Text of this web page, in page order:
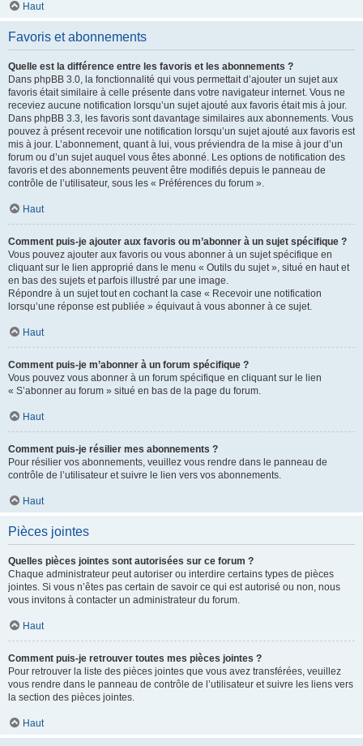
Haut
Favoris et abonnements
Quelle est la différence entre les favoris et les abonnements ?
Dans phpBB 3.0, la fonctionnalité qui vous permettait d’ajouter un sujet aux
favoris était similaire à celle présente dans votre navigateur internet. Vous ne
receviez aucune notification lorsqu’un sujet ajouté aux favoris était mis à jour.
Dans phpBB 3.3, les favoris sont davantage similaires aux abonnements. Vous
pouvez à présent recevoir une notification lorsqu’un sujet ajouté aux favoris est
mis à jour. L’abonnement, quant à lui, vous préviendra de la mise à jour d’un
forum ou d’un sujet auquel vous êtes abonné. Les options de notification des
favoris et des abonnements peuvent être modifiés depuis le panneau de
contrôle de l’utilisateur, sous les « Préférences du forum ».
Haut
Comment puis-je ajouter aux favoris ou m’abonner à un sujet spécifique ?
Vous pouvez ajouter aux favoris ou vous abonner à un sujet spécifique en
cliquant sur le lien approprié dans le menu « Outils du sujet », situé en haut et
en bas des sujets et parfois illustré par une image.
Répondre à un sujet tout en cochant la case « Recevoir une notification
lorsqu’une réponse est publiée » équivaut à vous abonner à ce sujet.
Haut
Comment puis-je m’abonner à un forum spécifique ?
Vous pouvez vous abonner à un forum spécifique en cliquant sur le lien
« S’abonner au forum » situé en bas de la page du forum.
Haut
Comment puis-je résilier mes abonnements ?
Pour résilier vos abonnements, veuillez vous rendre dans le panneau de
contrôle de l’utilisateur et suivre le lien vers vos abonnements.
Haut
Pièces jointes
Quelles pièces jointes sont autorisées sur ce forum ?
Chaque administrateur peut autoriser ou interdire certains types de pièces
jointes. Si vous n’êtes pas certain de savoir ce qui est autorisé ou non, nous
vous invitons à contacter un administrateur du forum.
Haut
Comment puis-je retrouver toutes mes pièces jointes ?
Pour retrouver la liste des pièces jointes que vous avez transférées, veuillez
vous rendre dans le panneau de contrôle de l’utilisateur et suivre les liens vers
la section des pièces jointes.
Haut